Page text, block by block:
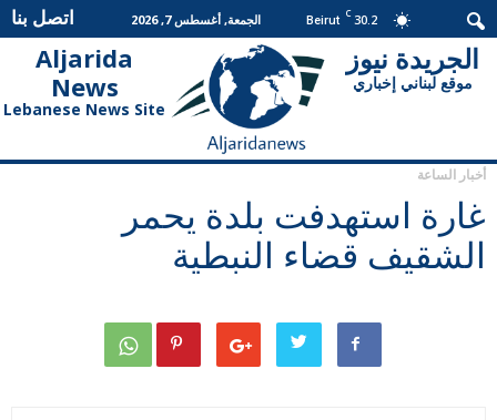
30.2
C
Beirut الجمعة, أغسطس 7, 2026 اتصل بنا
Aljarida
News
Lebanese News Site
الجريدة
نيوز
الجريدة نيوز
موقع لبناني إخباري
أخبار الساعة
غارة استهدفت بلدة يحمر
الشقيف قضاء النبطية